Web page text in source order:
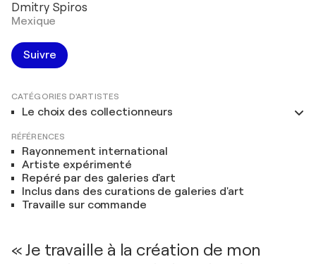
Dmitry Spiros
Mexique
Suivre
CATÉGORIES D'ARTISTES
Le choix des collectionneurs
RÉFÉRENCES
Rayonnement international
Artiste expérimenté
Repéré par des galeries d'art
Inclus dans des curations de galeries d'art
Travaille sur commande
« Je travaille à la création de mon